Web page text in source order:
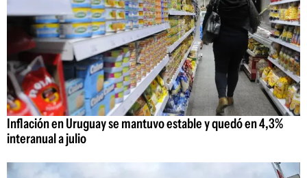
Inflación en Uruguay se mantuvo estable y quedó en 4,3%
interanual a julio